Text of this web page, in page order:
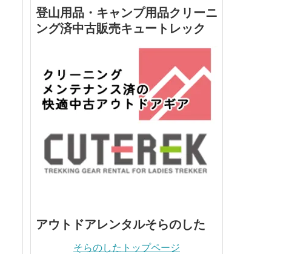
登山用品・キャンプ用品クリーニ
ング済中古販売キュートレック
アウトドアレンタルそらのした
そらのしたトップページ